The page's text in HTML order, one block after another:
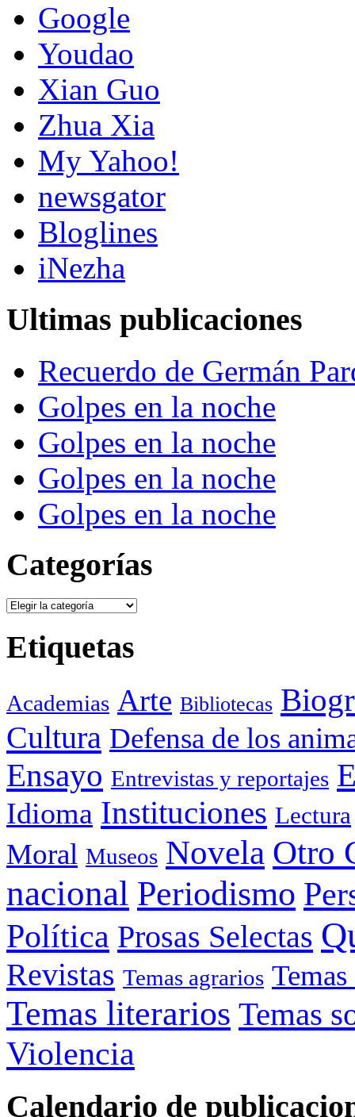
Google
Youdao
Xian Guo
Zhua Xia
My Yahoo!
newsgator
Bloglines
iNezha
Ultimas publicaciones
Recuerdo de Germán
Golpes en la noche
Golpes en la noche
Golpes en la noche
Golpes en la noche
Categorías
Categorías
Etiquetas
Academias Arte Bibliotecas
Cultura Defensa de los
Ensayo Entrevistas y reportajes
Idioma Instituciones Lectura
Moral Museos Novela Otro
nacional Periodismo
Política Prosas Selectas
Revistas Temas agrarios
Temas literarios Temas
Violencia
Calendario de